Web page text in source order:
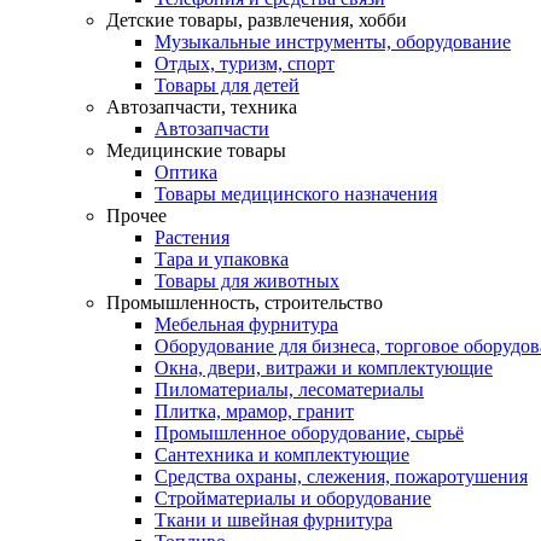
Детские товары, развлечения, хобби
Музыкальные инструменты, оборудование
Отдых, туризм, спорт
Товары для детей
Автозапчасти, техника
Автозапчасти
Медицинские товары
Оптика
Товары медицинского назначения
Прочее
Растения
Тара и упаковка
Товары для животных
Промышленность, строительство
Мебельная фурнитура
Оборудование для бизнеса, торговое
Окна, двери, витражи и комплектующие
Пиломатериалы, лесоматериалы
Плитка, мрамор, гранит
Промышленное оборудование, сырьё
Сантехника и комплектующие
Средства охраны, слежения, пожаротушения
Стройматериалы и оборудование
Ткани и швейная фурнитура